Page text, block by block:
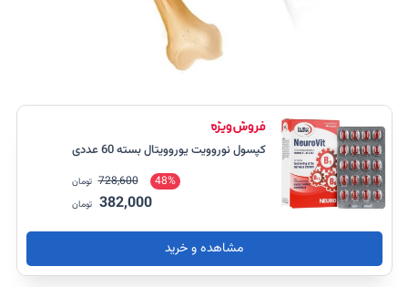
کپسول نوروویت یوروویتال بسته 60 عددی
48%
728,600 تومان
382,000 تومان
مشاهده و خرید